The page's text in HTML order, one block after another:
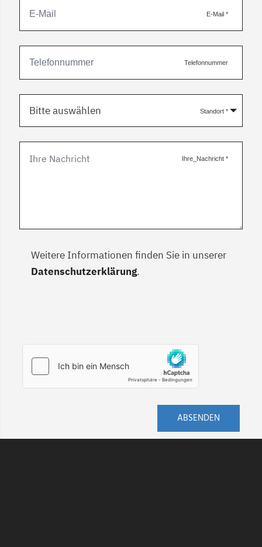
E-Mail *
Telefonnummer
Standort *
Bitte auswählen
Ihre_Nachricht *
Weitere Informationen finden Sie in unserer
Datenschutzerklärung.
ABSENDEN